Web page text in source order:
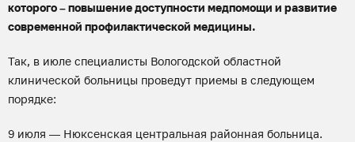
которого – повышение доступности медпомощи и развитие
современной профилактической медицины.
Так, в июле специалисты Вологодской областной
клинической больницы проведут приемы в следующем
порядке:
9 июля — Нюксенская центральная районная больница.